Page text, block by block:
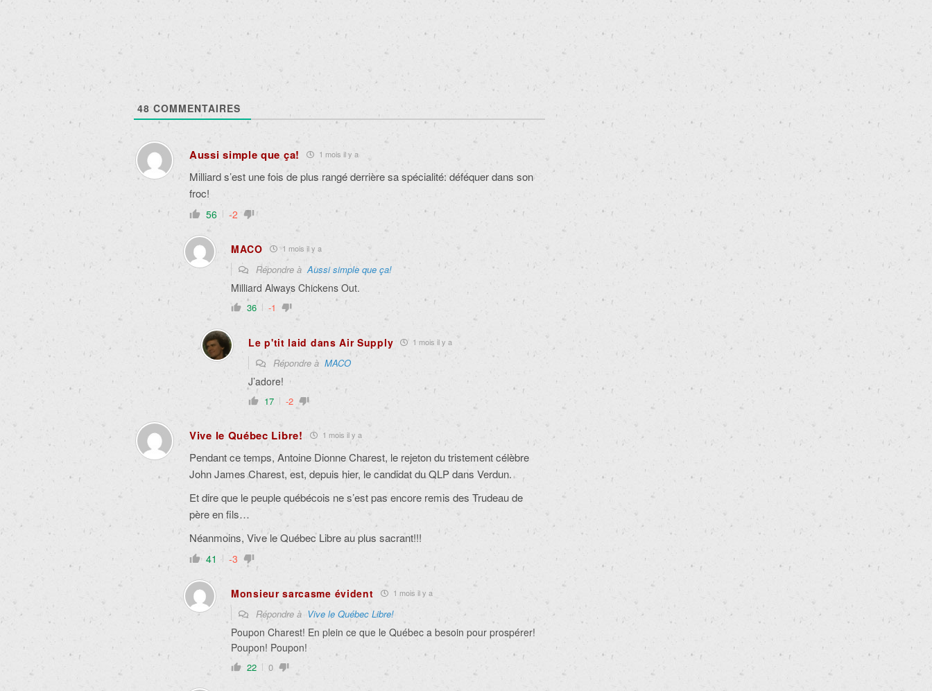
48 COMMENTAIRES
Aussi simple que ça! 1 mois il y a
Milliard s’est une fois de plus rangé derrière sa spécialité: déféquer dans son
froc!
56 -2
MACO 1 mois il y a
Répondre à Aussi simple que ça!
Milliard Always Chickens Out.
36 -1
Le p'tit laid dans Air Supply 1 mois il y a
Répondre à MACO
J’adore!
17 -2
Vive le Québec Libre! 1 mois il y a
Pendant ce temps, Antoine Dionne Charest, le rejeton du tristement célèbre
John James Charest, est, depuis hier, le candidat du QLP dans Verdun.
Et dire que le peuple québécois ne s’est pas encore remis des Trudeau de
père en fils…
Néanmoins, Vive le Québec Libre au plus sacrant!!!
41 -3
Monsieur sarcasme évident 1 mois il y a
Répondre à Vive le Québec Libre!
Poupon Charest! En plein ce que le Québec a besoin pour prospérer!
Poupon! Poupon!
22 0